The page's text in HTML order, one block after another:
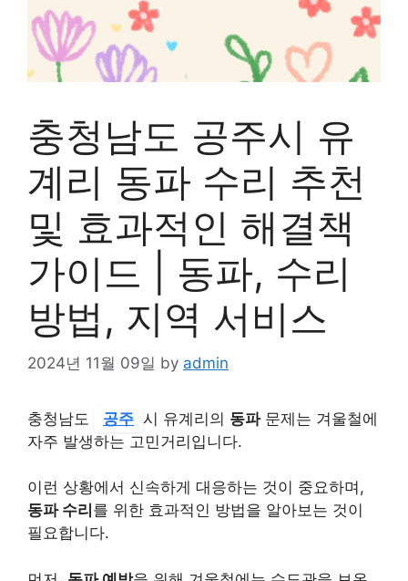
충청남도 공주시 유
계리 동파 수리 추천
및 효과적인 해결책
가이드 | 동파, 수리
방법, 지역 서비스
2024년 11월 09일 by admin
충청남도 공주 시 유계리의 동파문제는 겨울철에
자주 발생하는 고민거리입니다.
이런 상황에서 신속하게 대응하는 것이 중요하며,
동파 수리 를 위한 효과적인 방법을 알아보는 것이
필요합니다.